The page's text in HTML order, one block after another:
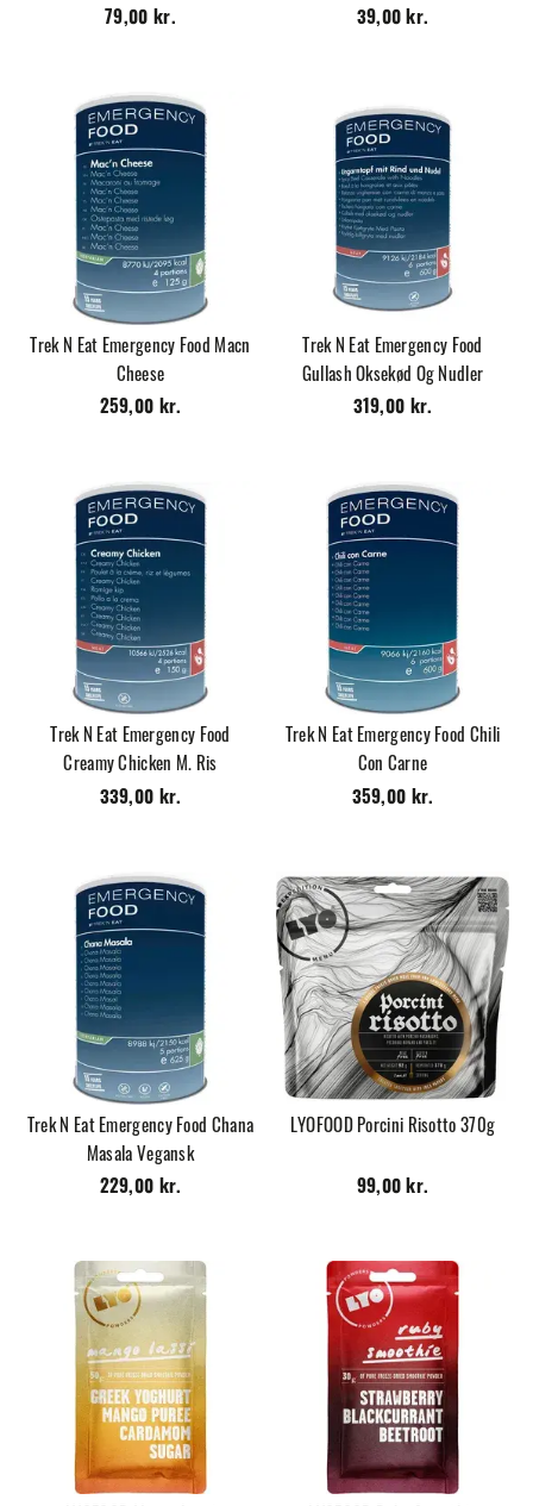
79,00 kr.
39,00 kr.
Trek N Eat Emergency Food Macn
Cheese
259,00 kr.
Trek N Eat Emergency Food
Gullash Oksekød Og Nudler
319,00 kr.
Trek N Eat Emergency Food
Creamy Chicken M. Ris
339,00 kr.
Trek N Eat Emergency Food Chili
Con Carne
359,00 kr.
Trek N Eat Emergency Food Chana
Masala Vegansk
229,00 kr.
LYOFOOD Porcini Risotto 370g
99,00 kr.